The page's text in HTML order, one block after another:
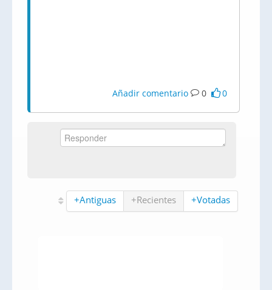
Añadir comentario 0 0
+Antiguas +Recientes +Votadas